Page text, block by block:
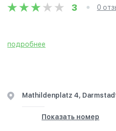
3 0
подробнее
Mathildenplatz 4,
Показать номер